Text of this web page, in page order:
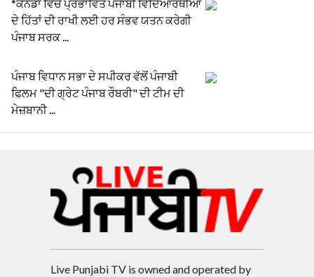
*ਕੈਨੇਡਾ ਵਿੱਚ ਪ੍ਰਭਾਵਿਤ ਪੰਜਾਬੀ ਵਿਦਿਆਰਥੀਆਂ
ਦੇ ਹਿੱਤਾਂ ਦੀ ਰਾਖੀ ਲਈ ਹਰ ਸੰਭਵ ਯਤਨ ਕਰੇਗੀ
ਪੰਜਾਬ ਸਰਕ ...
ਪੰਜਾਬ ਵਿਧਾਨ ਸਭਾ ਦੇ ਸਪੀਕਰ ਵੱਲੋਂ ਪੰਜਾਬੀ
ਫਿਲਮ "ਦੀ ਗ੍ਰੇਟ ਪੰਜਾਬ ਰੌਬਰੀ" ਦੀ ਟੀਮ ਦੀ
ਮੇਜ਼ਬਾਨੀ ...
Live Punjabi TV is owned and operated by